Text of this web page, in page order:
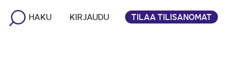
HAKU KIRJAUDU TILAA TILISANOMAT